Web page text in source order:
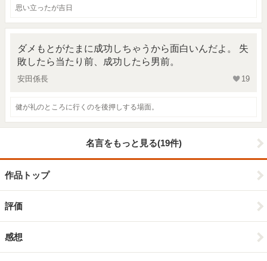
思い立ったが吉日
ダメもとがたまに成功しちゃうから面白いんだよ。 失
敗したら当たり前、成功したら男前。
安田係長 19
健が礼のところに行くのを後押しする場面。
名言をもっと見る(19件)
作品トップ
評価
感想